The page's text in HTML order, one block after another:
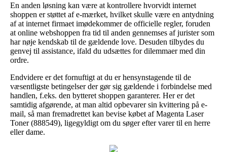
En anden løsning kan være at kontrollere hvorvidt internet
shoppen er støttet af e-mærket, hvilket skulle være en antydning
af at internet firmaet imødekommer de officielle regler, foruden
at online webshoppen fra tid til anden gennemses af jurister som
har nøje kendskab til de gældende love. Desuden tilbydes du
genvej til assistance, ifald du udsættes for dilemmaer med din
ordre.
Endvidere er det fornuftigt at du er hensynstagende til de
væsentligste betingelser der gør sig gældende i forbindelse med
handlen, f.eks. den bytteret shoppen garanterer. Her er det
samtidig afgørende, at man altid opbevarer sin kvittering på e-
mail, så man fremadrettet kan bevise købet af Magenta Laser
Toner (888549), ligegyldigt om du søger efter varer til en herre
eller dame.